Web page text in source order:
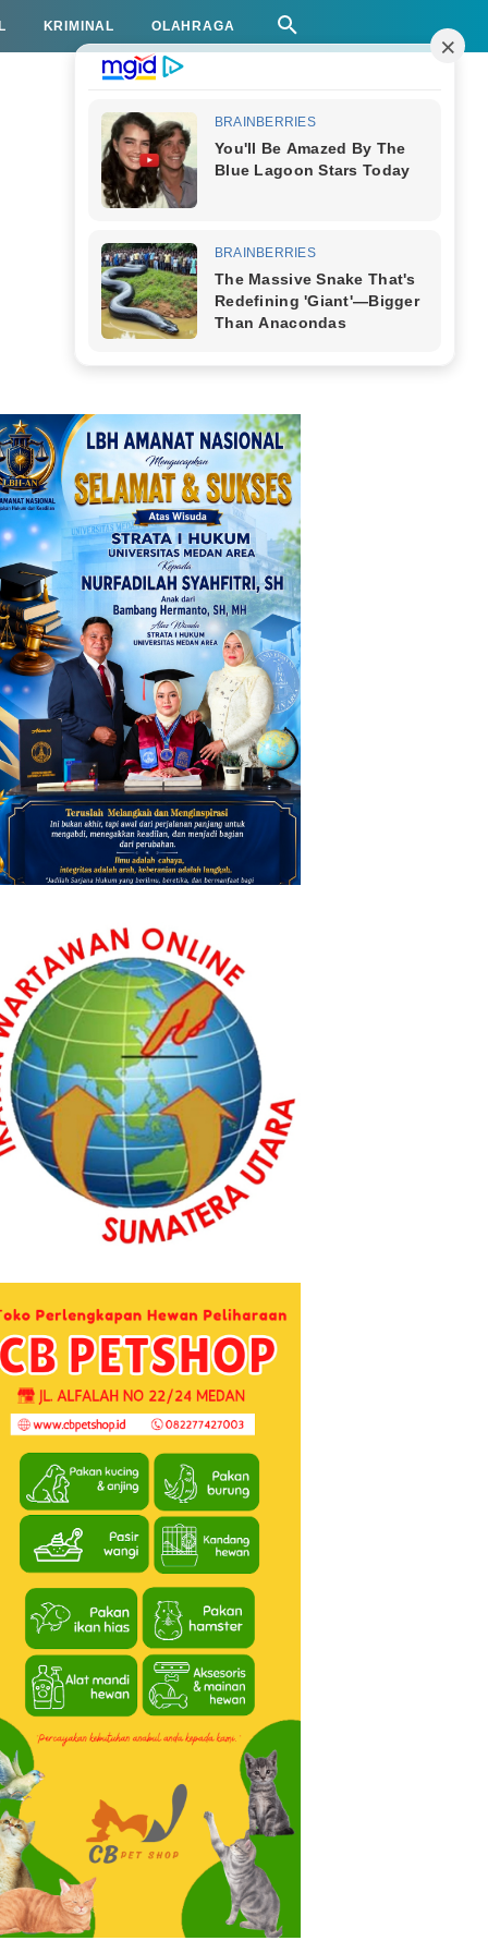
KRIMINAL OLAHRAGA